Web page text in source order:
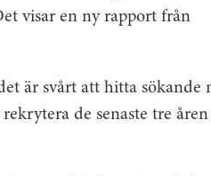
visar en ny rapport från
är svårt att hitta sökande
de senaste tre